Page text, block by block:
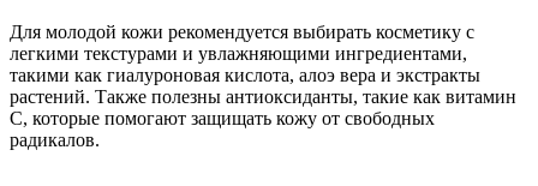
Для молодой кожи рекомендуется выбирать косметику с
легкими текстурами и увлажняющими ингредиентами,
такими как гиалуроновая кислота, алоэ вера и экстракты
растений. Также полезны антиоксиданты, такие как витамин
C, которые помогают защищать кожу от свободных
радикалов.